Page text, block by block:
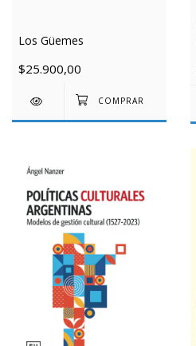
Los Güemes
$25.900,00